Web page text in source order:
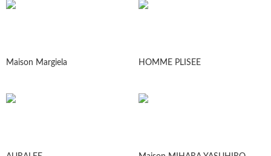
Maison Margiela HOMME PLISEE